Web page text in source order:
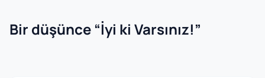
Bir düşünce “İyi ki Varsınız!”